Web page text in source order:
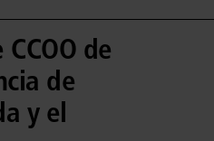
de
de
y el